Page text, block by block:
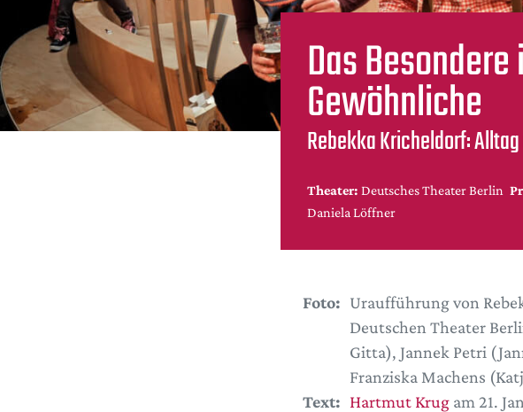
Das
Gewöhnliche
Rebekka Kricheldorf:
Theater: Deutsches Theater Berlin
Daniela Löffner
Foto: Uraufführung von
Deutschen Theater
Gitta), Jannek Petri
Franziska Machens
Text: Hartmut Krugam 21.